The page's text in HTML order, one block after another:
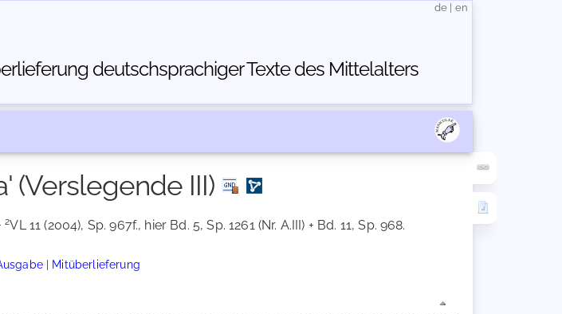
deutschsprachiger Texte des Mittelalters
de en
(Verslegende III)
2VL 11 (2004), Sp. 967f., hier Bd. 5, Sp. 1261 (Nr. A.III) + Bd. 11, Sp. 968.
| Mitüberlieferung